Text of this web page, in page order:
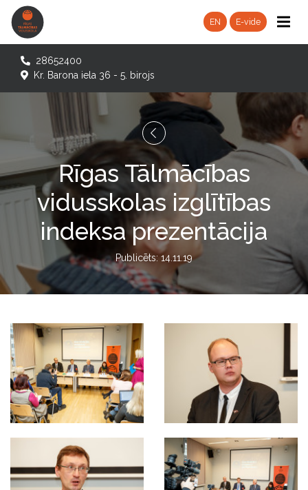
EN E-vide
28652400
Kr. Barona iela 36 - 5. birojs
Rīgas Tālmācības
vidusskolas izglītības
indeksa prezentācija
Publicēts: 14.11.19